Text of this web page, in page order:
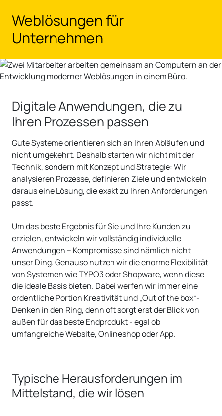
Weblösungen für
Unternehmen
Digitale Anwendungen, die zu
Ihren Prozessen passen
Gute Systeme orientieren sich an Ihren Abläufen und
nicht umgekehrt. Deshalb starten wir nicht mit der
Technik, sondern mit Konzept und Strategie: Wir
analysieren Prozesse, definieren Ziele und entwickeln
daraus eine Lösung, die exakt zu Ihren Anforderungen
passt.
Um das beste Ergebnis für Sie und Ihre Kunden zu
erzielen, entwickeln wir vollständig individuelle
Anwendungen – Kompromisse sind nämlich nicht
unser Ding. Genauso nutzen wir die enorme Flexibilität
von Systemen wie TYPO3 oder Shopware, wenn diese
die ideale Basis bieten. Dabei werfen wir immer eine
ordentliche Portion Kreativität und „Out of the box“-
Denken in den Ring, denn oft sorgt erst der Blick von
außen für das beste Endprodukt - egal ob
umfangreiche Website, Onlineshop oder App.
Typische Herausforderungen im
Mittelstand, die wir lösen